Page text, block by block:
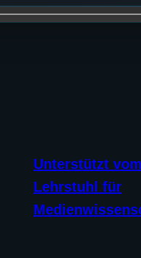
Unterstützt vom
Lehrstuhl für